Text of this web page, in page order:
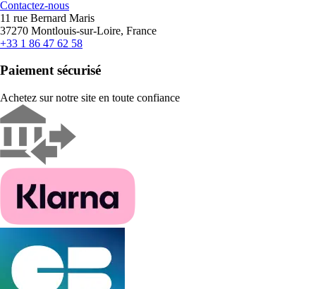
Contactez-nous
11 rue Bernard Maris
37270 Montlouis-sur-Loire, France
+33 1 86 47 62 58
Paiement sécurisé
Achetez sur notre site en toute confiance